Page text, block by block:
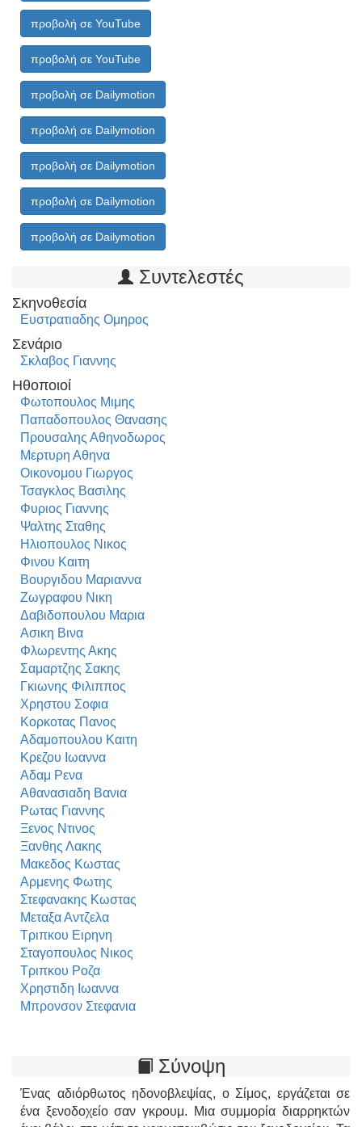
προβολή σε YouTube
προβολή σε YouTube
προβολή σε Dailymotion
προβολή σε Dailymotion
προβολή σε Dailymotion
προβολή σε Dailymotion
προβολή σε Dailymotion
Συντελεστές
Σκηνοθεσία
Ευστρατιαδης Ομηρος
Σενάριο
Σκλαβος Γιαννης
Ηθοποιοί
Φωτοπουλος Μιμης
Παπαδοπουλος Θανασης
Προυσαλης Αθηνοδωρος
Μερτυρη Αθηνα
Οικονομου Γιωργος
Τσαγκλος Βασιλης
Φυριος Γιαννης
Ψαλτης Σταθης
Ηλιοπουλος Νικος
Φινου Καιτη
Βουργιδου Μαριαννα
Ζωγραφου Νικη
Δαβιδοπουλου Μαρια
Ασικη Βινα
Φλωρεντης Ακης
Σαμαρτζης Σακης
Γκιωνης Φιλιππος
Χρηστου Σοφια
Κορκοτας Πανος
Αδαμοπουλου Καιτη
Κρεζου Ιωαννα
Αδαμ Ρενα
Αθανασιαδη Βανια
Ρωτας Γιαννης
Ξενος Ντινος
Ξανθης Λακης
Μακεδος Κωστας
Αρμενης Φωτης
Στεφανακης Κωστας
Μεταξα Αντζελα
Τριπκου Ειρηνη
Σταγοπουλος Νικος
Τριπκου Ροζα
Χρηστιδη Ιωαννα
Μπρονσον Στεφανια
Σύνοψη
Ένας αδιόρθωτος ηδονοβλεψίας, ο Σίμος, εργάζεται σε
ένα ξενοδοχείο σαν γκρουμ. Μια συμμορία διαρρηκτών